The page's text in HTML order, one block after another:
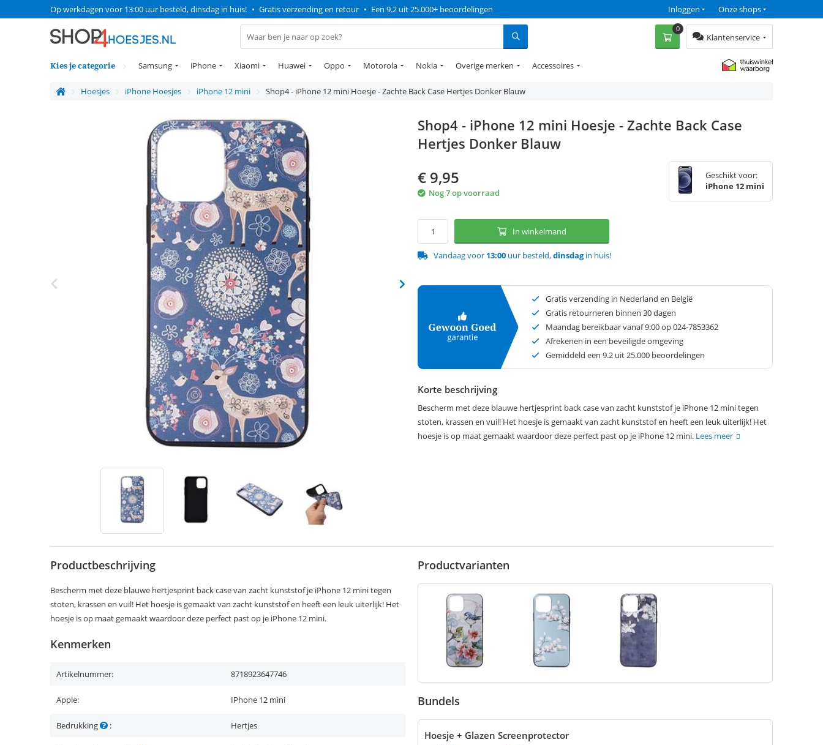
Op werkdagen voor 13:00 uur besteld, dinsdag in huis! • Gratis verzending en retour • Een 9.2 uit 25.000+ beoordelingen Onze shops
Inloggen
Klantenservice
0
Kies je categorie Samsung iPhone Xiaomi Huawei Oppo Motorola Nokia Overige merken Accessoires
Hoesjes iPhone Hoesjes iPhone 12 mini Shop4 - iPhone 12 mini Hoesje - Zachte Back Case Hertjes Donker Blauw
Shop4 - iPhone 12 mini Hoesje - Zachte Back Case
Hertjes Donker Blauw
€ 9,95
Nog 7 op voorraad
Geschikt voor:
iPhone 12 mini
In winkelmand
Vandaag voor 13:00 uur besteld,dinsdagin huis!
Gratis verzending in Nederland en België
Gratis retourneren binnen 30 dagen
Maandag bereikbaar vanaf 9:00 op 024-7853362
Afrekenen in een beveiligde omgeving
Gemiddeld een 9.2 uit 25.000 beoordelingen
Korte beschrijving
Bescherm met deze blauwe hertjesprint back case van zacht kunststof je iPhone 12 mini tegen
stoten, krassen en vuil! Het hoesje is gemaakt van zacht kunststof en heeft een leuk uiterlijk! Het
hoesje is op maat gemaakt waardoor deze perfect past op je iPhone 12 mini. Lees meer
Productbeschrijving
Bescherm met deze blauwe hertjesprint back case van zacht kunststof je iPhone 12 mini tegen
stoten, krassen en vuil! Het hoesje is gemaakt van zacht kunststof en heeft een leuk uiterlijk! Het
hoesje is op maat gemaakt waardoor deze perfect past op je iPhone 12 mini.
Kenmerken
Artikelnummer: 8718923647746
Apple: IPhone 12 mini
Bedrukking : Hertjes
Productvarianten
Bundels
Hoesje + Glazen Screenprotector